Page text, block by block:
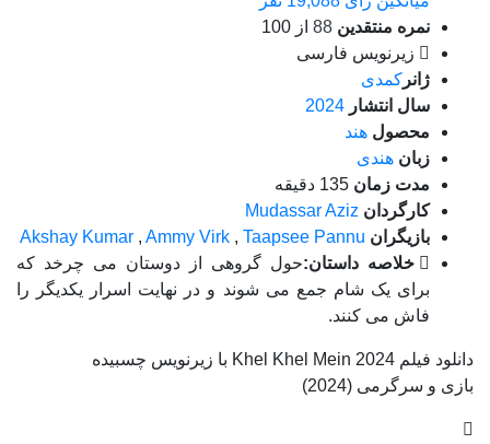
نمره منتقدین 88 از 100
زیرنویس فارسی
ژانر کمدی
سال انتشار 2024
محصول هند
زبان هندی
مدت زمان 135 دقیقه
کارگردان Mudassar Aziz
بازیگران
Akshay Kumar , Ammy Virk , Taapsee Pannu
خلاصه داستان:حول گروهی از دوستان می چرخد ​​که
برای یک شام جمع می شوند و در نهایت اسرار یکدیگر را
فاش می کنند.
دانلود فیلم Khel Khel Mein 2024 با زیرنویس چسبیده
بازی و سرگرمی (2024)